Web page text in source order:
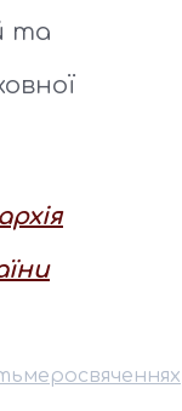
та
меросвячення